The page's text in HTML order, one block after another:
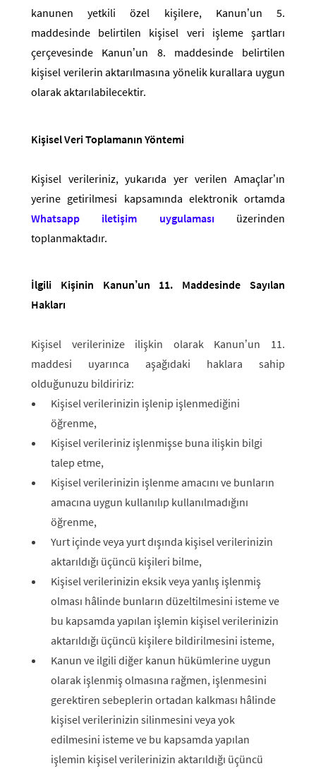
kanunen yetkili özel kişilere, Kanun’un 5.
maddesinde belirtilen kişisel veri işleme şartları
çerçevesinde Kanun’un 8. maddesinde belirtilen
kişisel verilerin aktarılmasına yönelik kurallara uygun
olarak aktarılabilecektir.
Kişisel Veri Toplamanın Yöntemi
Kişisel verileriniz, yukarıda yer verilen Amaçlar’ın
yerine getirilmesi kapsamında elektronik ortamda
Whatsapp iletişim uygulaması üzerinden
toplanmaktadır.
İlgili Kişinin Kanun’un 11. Maddesinde Sayılan
Hakları
Kişisel verilerinize ilişkin olarak Kanun’un 11.
maddesi uyarınca aşağıdaki haklara sahip
olduğunuzu bildiririz:
Kişisel verilerinizin işlenip işlenmediğini
öğrenme,
Kişisel verileriniz işlenmişse buna ilişkin bilgi
talep etme,
Kişisel verilerinizin işlenme amacını ve bunların
amacına uygun kullanılıp kullanılmadığını
öğrenme,
Yurt içinde veya yurt dışında kişisel verilerinizin
aktarıldığı üçüncü kişileri bilme,
Kişisel verilerinizin eksik veya yanlış işlenmiş
olması hâlinde bunların düzeltilmesini isteme ve
bu kapsamda yapılan işlemin kişisel verilerinizin
aktarıldığı üçüncü kişilere bildirilmesini isteme,
Kanun ve ilgili diğer kanun hükümlerine uygun
olarak işlenmiş olmasına rağmen, işlenmesini
gerektiren sebeplerin ortadan kalkması hâlinde
kişisel verilerinizin silinmesini veya yok
edilmesini isteme ve bu kapsamda yapılan
işlemin kişisel verilerinizin aktarıldığı üçüncü